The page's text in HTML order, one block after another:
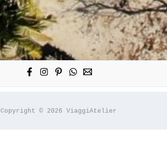
Copyright © 2026 ViaggiAtelier